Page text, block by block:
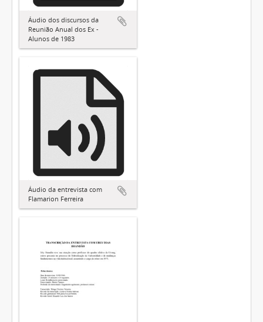
Áudio dos discursos da
Reunião Anual dos Ex -
Alunos de 1983
Áudio da entrevista com
Flamarion Ferreira